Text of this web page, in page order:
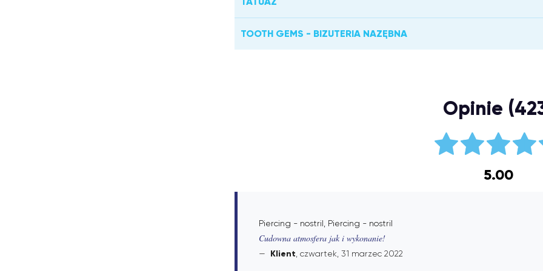
TOOTH GEMS - BIZUTERIA NAZĘBNA
Opinie
5.00
Piercing - nostril, Piercing - nostril
Cudowna atmosfera jak i wykonanie!
Klient , czwartek, 31 marzec 2022